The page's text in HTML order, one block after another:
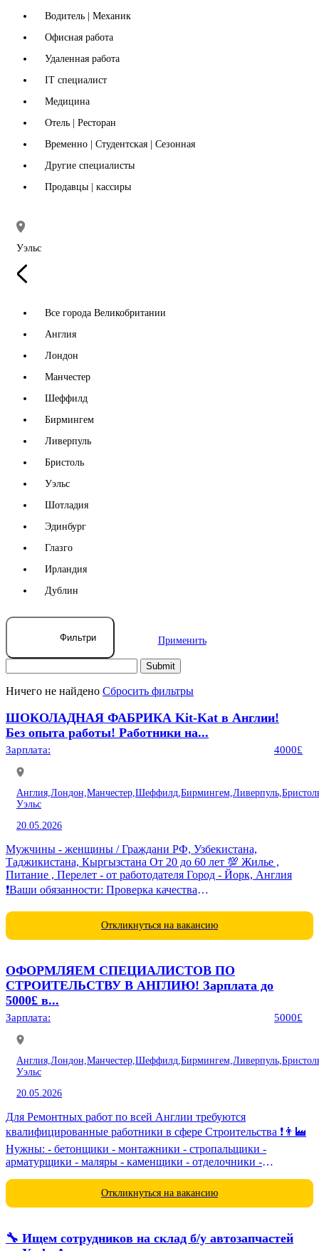
Водитель | Механик
Офисная работа
Удаленная работа
IT специалист
Медицина
Отель | Ресторан
Временно | Студентская | Сезонная
Другие специалисты
Продавцы | кассиры
Уэльс
Все города Великобритании
Англия
Лондон
Манчестер
Шеффилд
Бирмингем
Ливерпуль
Бристоль
Уэльс
Шотладия
Эдинбург
Глазго
Ирландия
Дублин
Фильтри Применить
Ничего не найдено Сбросить фильтры
ШОКОЛАДНАЯ ФАБРИКА Kit-Kat в Англии!
Без опыта работы! Работники на...
Зарплата: 4000£
Англия, Лондон, Манчестер, Шеффилд, Бирмингем, Ливерпуль,
Уэльс
20.05.2026
Мужчины - женщины / Граждани РФ, Узбекистана,
Таджикистана, Кыргызстана От 20 до 60 лет 💯 Жилье ,
Питание , Перелет - от работодателя Город - Йорк, Англия
❗️Ваши обязанности: Проверка качества
Откликнуться на вакансию
ОФОРМЛЯЕМ СПЕЦИАЛИСТОВ ПО
СТРОИТЕЛЬСТВУ В АНГЛИЮ! Зарплата до
5000£ в...
Зарплата: 5000£
Англия, Лондон, Манчестер, Шеффилд, Бирмингем, Ливерпуль,
Уэльс
20.05.2026
Для Ремонтных работ по всей Англии требуются
квалифицированные работники в сфере Строительства ❗️👨‍🏭
Нужны: - бетонщики - монтажники - стропальщики -
арматурщики - маляры - каменщики - отделочники -
Откликнуться на вакансию
🔧 Ищем сотрудников на склад б/у автозапчастей